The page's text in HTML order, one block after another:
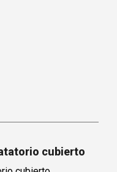
cubierto